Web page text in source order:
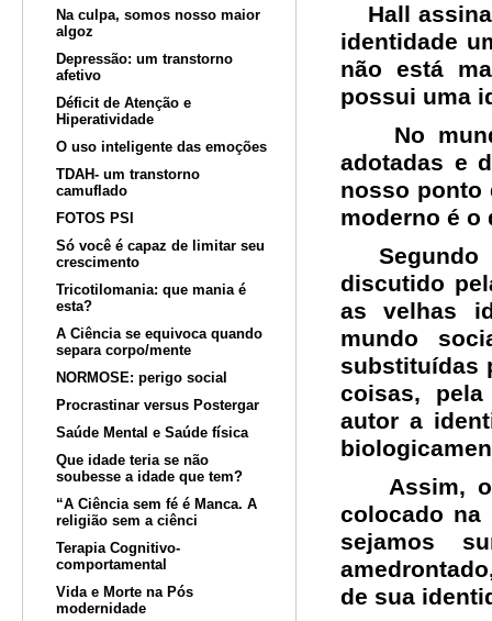
Na culpa, somos nosso maior
algoz
Depressão: um transtorno
afetivo
Déficit de Atenção e
Hiperatividade
O uso inteligente das emoções
TDAH- um transtorno
camuflado
FOTOS PSI
Só você é capaz de limitar seu
crescimento
Tricotilomania: que mania é
esta?
A Ciência se equivoca quando
separa corpo/mente
NORMOSE: perigo social
Procrastinar versus Postergar
Saúde Mental e Saúde física
Que idade teria se não
soubesse a idade que tem?
“A Ciência sem fé é Manca. A
religião sem a ciênci
Terapia Cognitivo-
comportamental
Vida e Morte na Pós
modernidade
Hall
identidade
não está
possui uma
No
adotadas e
nosso ponto
moderno é o
Segundo
discutido
as velhas
mundo
substituídas
coisas,
autor a
Assim, o
colocado na
sejamos
de sua